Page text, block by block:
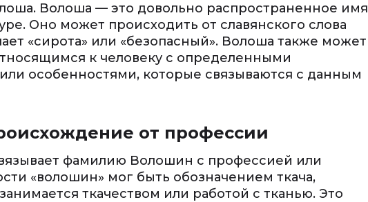
Волоша — это довольно распространенное имя
Оно может происходить от славянского слова
«сирота» или «безопасный». Волоша также может
к человеку с определенными
особенностями, которые связываются с данным
от профессии
фамилию Волошин с профессией или
«волошин» мог быть обозначением ткача,
ткачеством или работой с тканью. Это